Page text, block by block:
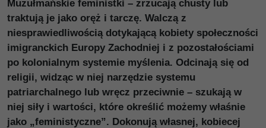
Muzułmańskie feministki – zrzucają chusty lub
traktują je jako oręż i tarczę. Walczą z
niesprawiedliwością dotykającą kobiety społeczności
imigranckich Europy Zachodniej i z pozostałościami
po kolonialnym systemie myślenia. Odcinają się od
religii, widząc w niej narzędzie systemu
patriarchalnego lub wręcz przeciwnie – szukają w
niej siły i wartości, które określić możemy właśnie
jako „feministyczne”. Dokonują własnej, kobiecej